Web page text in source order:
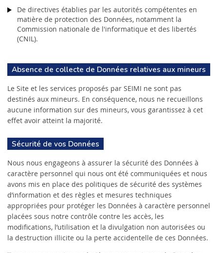
De directives établies par les autorités compétentes en
matière de protection des Données, notamment la
Commission nationale de l'informatique et des libertés
(CNIL).
Absence de collecte de Données relatives aux mineurs
Le Site et les services proposés par SEIMI ne sont pas
destinés aux mineurs. En conséquence, nous ne recueillons
aucune information sur des mineurs, vous garantissez à cet
effet avoir atteint la majorité.
Sécurité de vos Données
Nous nous engageons à assurer la sécurité des Données à
caractère personnel qui nous ont été communiquées et nous
avons mis en place des politiques de sécurité des systèmes
d’information et des règles et mesures techniques
appropriées pour protéger les Données à caractère personnel
placées sous notre contrôle contre les accès, les
modifications, l’utilisation et la divulgation non autorisées ou
la destruction illicite ou la perte accidentelle de ces Données.